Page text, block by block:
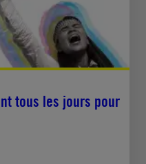
tous les jours pour